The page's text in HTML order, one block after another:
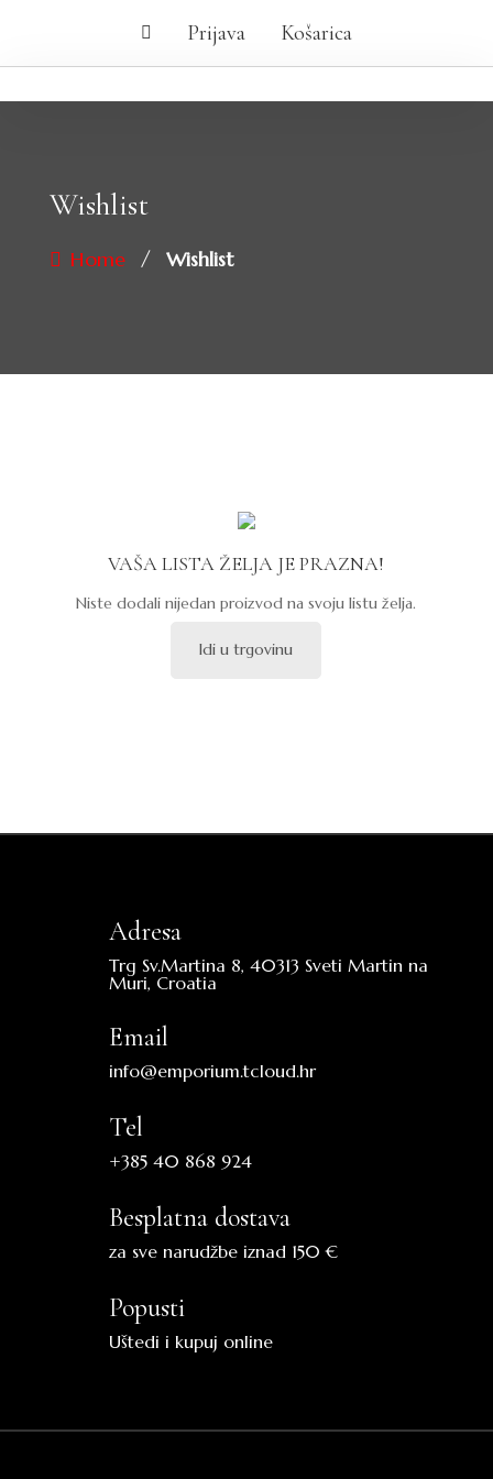
Prijava Košarica
Wishlist
Home / Wishlist
VAŠA LISTA ŽELJA JE PRAZNA!
Niste dodali nijedan proizvod na svoju listu želja.
Idi u trgovinu
Adresa
Trg Sv.Martina 8, 40313 Sveti Martin na
Muri, Croatia
Email
info@emporium.tcloud.hr
Tel
+385 40 868 924
Besplatna dostava
za sve narudžbe iznad 150 €
Popusti
Uštedi i kupuj online